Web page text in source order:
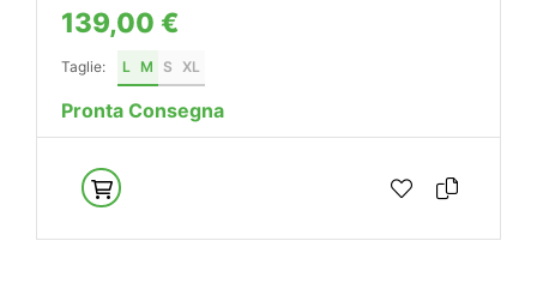
139,00 €
Taglie: L M S XL
Pronta Consegna